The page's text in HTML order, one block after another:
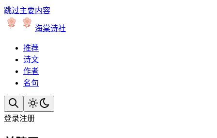
跳过主要内容
海棠诗社
推荐
诗文
作者
名句
登录注册